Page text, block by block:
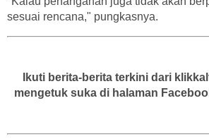
sesuai rencana," pungkasnya.
Ikuti berita-berita terkini dari
mengetuk suka di halaman